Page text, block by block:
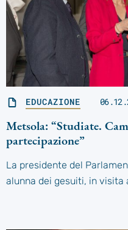
EDUCAZIONE
Metsola: “Studiate.
partecipazione”
La presidente del
alunna dei gesuiti, in visita